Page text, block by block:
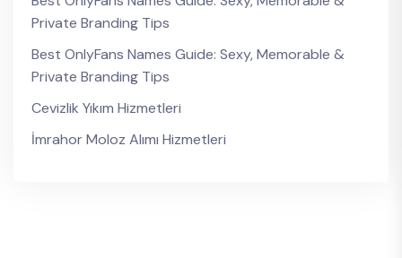
Private Branding Tips
Best OnlyFans Names Guide: Sexy, Memorable &
Private Branding Tips
Cevizlik Yıkım Hizmetleri
İmrahor Moloz Alımı Hizmetleri